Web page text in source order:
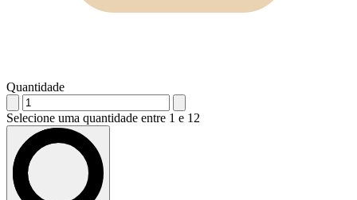
Quantidade
Selecione uma quantidade entre 1 e 12